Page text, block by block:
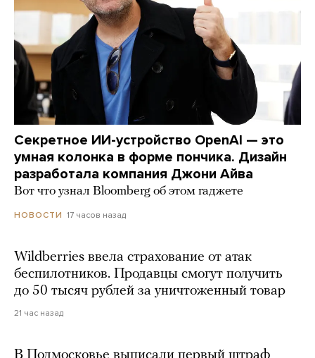
Секретное ИИ-устройство OpenAI — это
умная колонка в форме пончика. Дизайн
разработала компания Джони Айва
Вот что узнал Bloomberg об этом гаджете
НОВОСТИ 17 часов назад
Wildberries ввела страхование от атак
беспилотников. Продавцы смогут получить
до 50 тысяч рублей за уничтоженный товар
21 час назад